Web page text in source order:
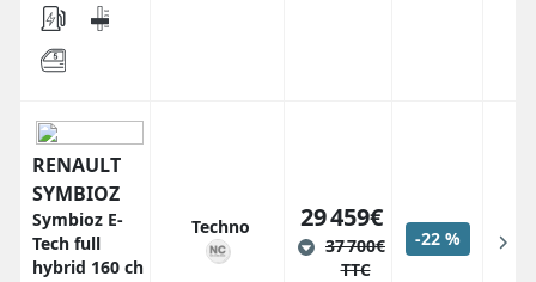
RENAULT
SYMBIOZ
Symbioz E-
Tech full
hybrid 160 ch
Techno 29 459€
37 700€
TTC
-22 %